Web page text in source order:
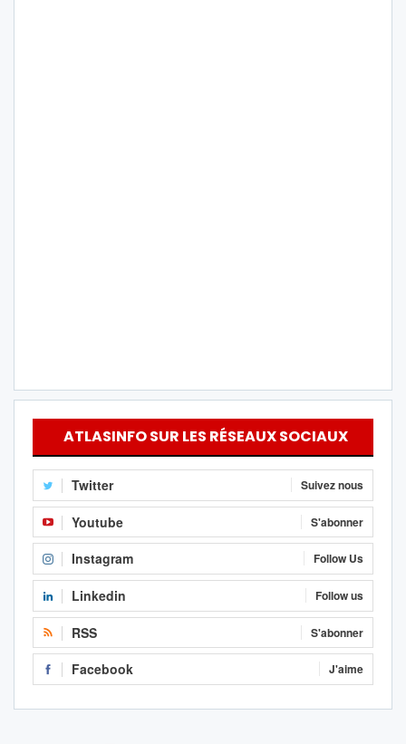
ATLASINFO SUR LES RÉSEAUX SOCIAUX
Twitter Suivez nous
Youtube S'abonner
Instagram Follow Us
Linkedin Follow us
RSS S'abonner
Facebook J'aime